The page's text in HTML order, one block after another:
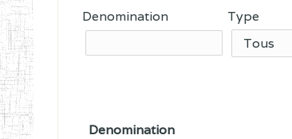
Denomination
Type
Denomination